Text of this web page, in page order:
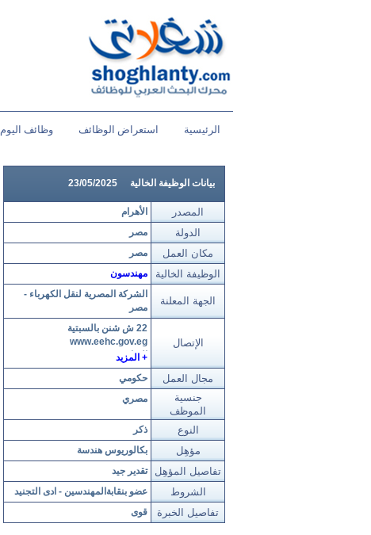
الرئيسية استعراض الوظائف وظائف اليوم
بيانات الوظيفة الخالية 23/05/2025
الأهرام المصدر
مصر الدولة
مصر مكان العمل
مهندسون الوظيفة الخالية
الشركة المصرية لنقل الكهرباء -
مصر
الجهة المعلنة
22 ش شنن بالسبتية
www.eehc.gov.eg
العباسية - مدينة نصر
فاكس : 0222616517
فاكس : 0222616537 - مصر
فاكس : 025772001
هاتف: 22916537- مصر
هاتف : 022616530
هاتف : 25772001 - مصر
94 عمارات الفسطاط المجاورة
الثانية
إمتداد ش رمسيس
العباسية - القاهرة
+ المزيد
الإتصال
حكومي مجال العمل
مصري
جنسية
الموظف
ذكر النوع
بكالوريوس هندسة مؤهِل
تقدير جيد تفاصيل المؤهِل
عضو بنقابةالمهندسين - ادى التجنيد الشروط
قوى تفاصيل الخبرة